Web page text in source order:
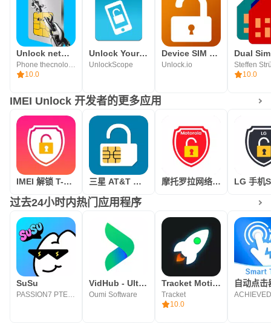
Unlock network locked phone
Phone thecnologies
10.0
Unlock Your Phone Fast & Secur
UnlockScope
Device SIM Unlock phone
Unlock.io
Steffen
10.0
IMEI Unlock 开发者的更多应用
IMEI 解锁 T-Mobile 三星 AT&T 网络解锁 摩托罗拉网络解锁
过去24小时内热门应用程序
SuSu
PASSION7 PTE. LTD.
VidHub - Ultimate media player
Oumi Software
Tracket Motion：视频编辑器
Tracket
10.0
自动点击